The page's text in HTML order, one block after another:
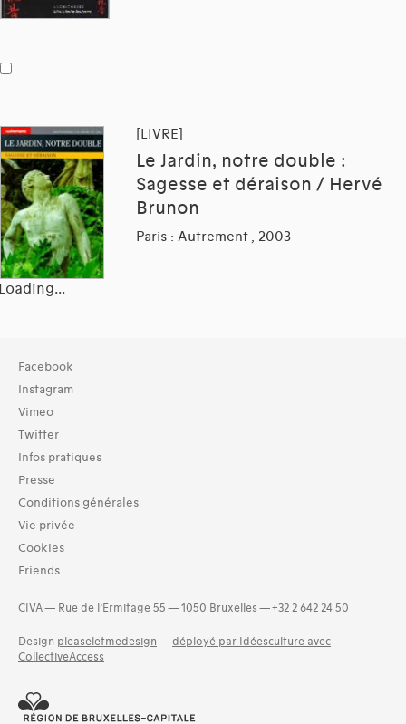
[LIVRE]
Le Jardin, notre double :
Sagesse et déraison / Hervé
Brunon
Paris : Autrement , 2003
Collection
TOUT (274)
Bibliothèque (275)
Typologies documents
Livres (745)
Hongrois (1)
Letton (3)
Lituanien (1)
Norvégien (1)
Suédois (1)
Dates
Facebook
Instagram
Vimeo
Twitter
Infos pratiques
Presse
Conditions générales
Vie privée
Cookies
Friends
CIVA — Rue de l’Ermitage 55 — 1050 Bruxelles — +32 2 642 24 50
Design pleaseletmedesign — déployé par Idéesculture avec
CollectiveAccess